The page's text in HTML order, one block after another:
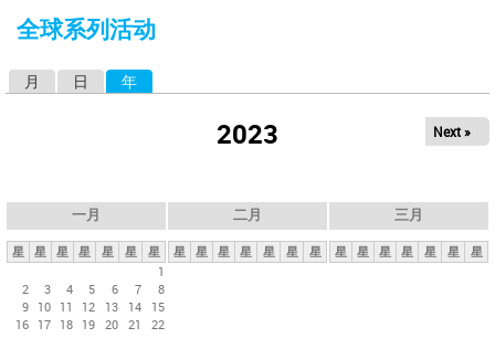
这
全球系列活动
月 日 年
2023 Next »
一月
星 星 星 星 星 星
星
1
2
3 4 5 6 7
8
9 10 11 12 13 14
15
16 17 18 19 20 21
22
二月
星 星 星 星 星 星 星
三月
星 星 星 星 星 星 星